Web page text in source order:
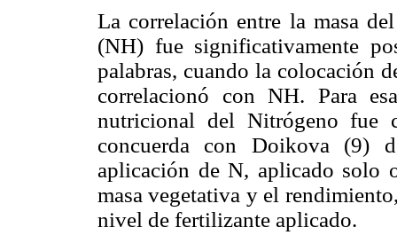
La correlación entre la masa
(NH) fue significativamente
palabras, cuando la colocación
correlacionó con NH. Para
nutricional del Nitrógeno fue
concuerda con Doikova (9)
aplicación de N, aplicado solo
masa vegetativa y el
nivel de fertilizante aplicado.